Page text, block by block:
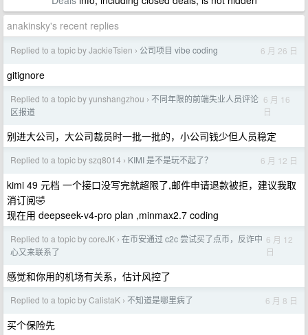
anakinsky's recent replies
Replied to a topic by JackieTsien › 公司项目 vibe coding 6 月 26 日
gitignore
Replied to a topic by yunshangzhou › 不同年限的前端失业人员评论
区报道
6 月 16
日
别进大公司，大公司裁员时一批一批的，小公司钱少但人员稳定
Replied to a topic by szq8014 › KIMI 是不是玩不起了？ 6 月 12 日
kimi 49 元档 一个接口没写完就超限了,邮件申请退款被拒，建议我取
消订阅🤣
现在用 deepseek-v4-pro plan ,minmax2.7 coding
Replied to a topic by coreJK › 在币安通过 c2c 尝试买了点币，反诈中
心又来联系了
6 月 12
日
感觉和你用的机场有关系，估计风控了
Replied to a topic by CalistaK › 不知道是哪里病了 6 月 8 日
买个保险先